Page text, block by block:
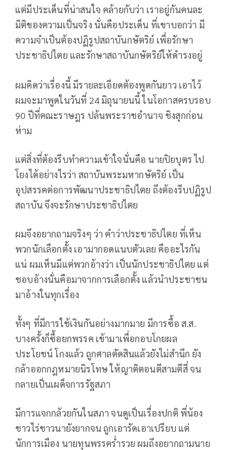
แต่มีประเด็นที่น่าสนใจ คล้ายกับว่า เราอยู่กันคนละ
มิติของความเป็นจริง นั่นคือประเด็น ที่เขาบอกว่า มี
ความจำเป็นต้องปฏิรูปสถาบันกษัตริย์ เพื่อรักษา
ประชาธิปไตย และรักษาสถาบันกษัตริย์ให้ดำรงอยู่
ผมคิดว่าเรื่องนี้ มีรายละเอียดต้องพูดกันยาว เอาไว้
ผมจะมาพูดในวันที่ 24 มิถุนายนนี้ ในโอกาสครบรอบ
90 ปีที่คณะราษฎร ปล้นพระราชอำนาจ ชิงสุกก่อน
ห่าม
แต่สิ่งที่ต้องรีบทำความเข้าใจนั่นคือ นายปิยบุตร ไป
โยงได้อย่างไรว่า สถาบันพระมหากษัตริย์ เป็น
อุปสรรคต่อการพัฒนาประชาธิปไตย ถึงต้องรีบปฏิรูป
สถาบัน จึงจะรักษาประชาธิปไตย
ผมจึงอยากถามจริงๆ ว่า คำว่าประชาธิปไตย ที่เห็น
พวกนักเลือกตั้ง เอามากอดแนบตัวเลย คืออะไรกัน
แน่ ผมเห็นมีแต่พวกอ้างว่า เป็นนักประชาธิปไตย แต่
ชอบอ้างนั่นคือมาจากการเลือกตั้ง แล้วนำประชาชน
มาอ้างในทุกเรื่อง
ทั้งๆ ที่มีการใช้เงินกันอย่างมากมาย มีการซื้อ ส.ส.
บางครั้งก็ซื้อยกพรรค เข้ามาเพื่อกอบโกยผล
ประโยชน์ โกงแล้ว ถูกศาลตัดสินแล้วยังไม่สำนึก ยัง
กล้าออกกฎหมายนิรโทษ ให้ญาติตอนตีสามตีสี่ จน
กลายเป็นเผด็จการรัฐสภา
มีการแจกกล้วยกันในสภา จนดูเป็นเรื่องปกติ พี่น้อง
ชาวไร่ชาวนายังยากจน ถูกเอารัดเอาเปรียบ แต่
นักการเมือง นายทุนพรรคร่ำรวย ผมถึงอยากถามนาย